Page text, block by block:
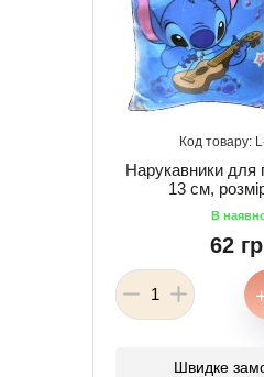
Нарукавники для
13 см,
62
Швидке